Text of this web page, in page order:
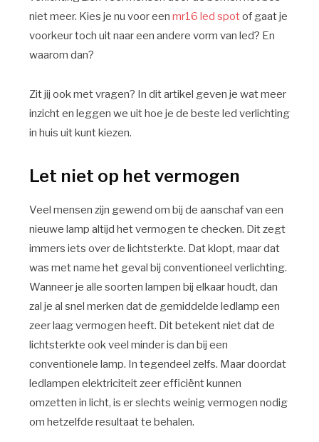
niet meer. Kies je nu voor een mr16 led spotof gaat je
voorkeur toch uit naar een andere vorm van led? En
waarom dan?
Zit jij ook met vragen? In dit artikel geven je wat meer
inzicht en leggen we uit hoe je de beste led verlichting
in huis uit kunt kiezen.
Let niet op het vermogen
Veel mensen zijn gewend om bij de aanschaf van een
nieuwe lamp altijd het vermogen te checken. Dit zegt
immers iets over de lichtsterkte. Dat klopt, maar dat
was met name het geval bij conventioneel verlichting.
Wanneer je alle soorten lampen bij elkaar houdt, dan
zal je al snel merken dat de gemiddelde ledlamp een
zeer laag vermogen heeft. Dit betekent niet dat de
lichtsterkte ook veel minder is dan bij een
conventionele lamp. In tegendeel zelfs. Maar doordat
ledlampen elektriciteit zeer efficiënt kunnen
omzetten in licht, is er slechts weinig vermogen nodig
om hetzelfde resultaat te behalen.